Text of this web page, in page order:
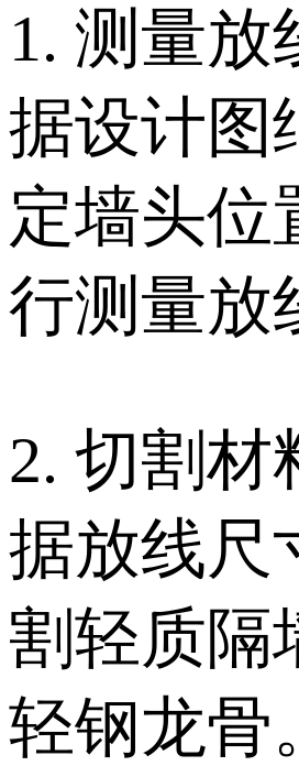
1. 测量放
据设计图
定墙头位
行测量放
2. 切割材
据放线尺
割轻质隔
轻钢龙骨